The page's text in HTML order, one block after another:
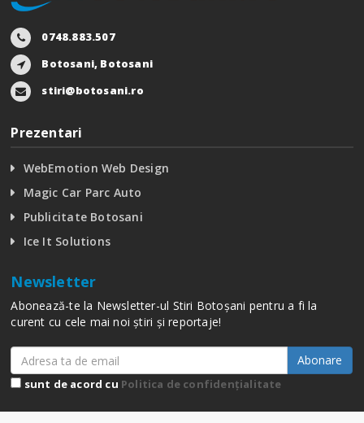
0748.883.507
Botosani, Botosani
stiri@botosani.ro
Prezentari
WebEmotion Web Design
Magic Car Parc Auto
Publicitate Botosani
Ice It Solutions
Newsletter
Abonează-te la Newsletter-ul Stiri Botoșani pentru a fi la
curent cu cele mai noi știri și reportaje!
Abonare
sunt de acord cu Politica de confidențialitate